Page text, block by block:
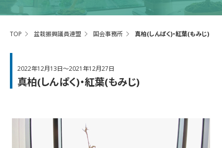
TOP 盆栽振興議員連盟 国会事務所 真柏(しんぱく)・紅葉(もみじ)
2022年12月13日～2021年12月27日
真柏(しんぱく)・紅葉(もみじ)